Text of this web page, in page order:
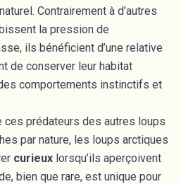
Contrairement à d’autres
la pression de
ils bénéficient d’une relative
de conserver leur habitat
comportements instinctifs et
ces prédateurs des autres loups
par nature, les loups arctiques
curieux lorsqu’ils aperçoivent
bien que rare, est unique pour